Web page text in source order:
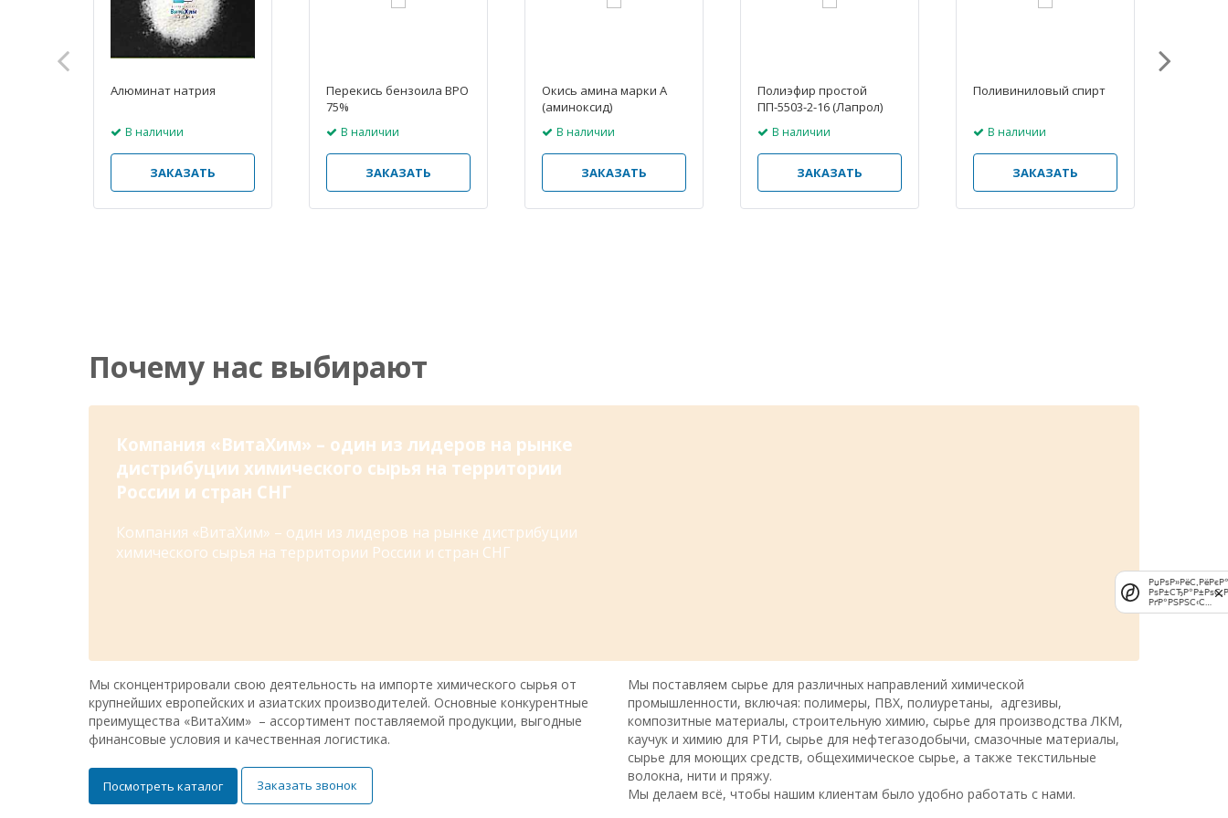
Алюминат натрия
В наличии
ЗАКАЗАТЬ
Перекись бензоила ВРО
75%
В наличии
ЗАКАЗАТЬ
Окись амина марки А
(аминоксид)
В наличии
ЗАКАЗАТЬ
Полиэфир простой
ПП-5503-2-16 (Лапрол)
В наличии
ЗАКАЗАТЬ
Поливиниловый спирт
В наличии
ЗАКАЗАТЬ
Почему нас выбирают
Компания «ВитаХим» – один из лидеров на рынке
дистрибуции химического сырья на территории
России и стран СНГ
Компания «ВитаХим» – один из лидеров на рынке дистрибуции
химического сырья на территории России и стран СНГ
Мы сконцентрировали свою деятельность на импорте химического сырья от
крупнейших европейских и азиатских производителей. Основные конкурентные
преимущества «ВитаХим» – ассортимент поставляемой продукции, выгодные
финансовые условия и качественная логистика.
Посмотреть каталог Заказать звонок
Мы поставляем сырье для различных направлений химической
промышленности, включая: полимеры, ПВХ, полиуретаны, адгезивы,
композитные материалы, строительную химию, сырье для производства ЛКМ,
каучук и химию для РТИ, сырье для нефтегазодобычи, смазочные материалы,
сырье для моющих средств, общехимическое сырье, а также текстильные
волокна, нити и пряжу.
Мы делаем всё, чтобы нашим клиентам было удобно работать с нами.
РџРѕР»РёС‚РёРєР°
РґР°РЅРЅС‹С…